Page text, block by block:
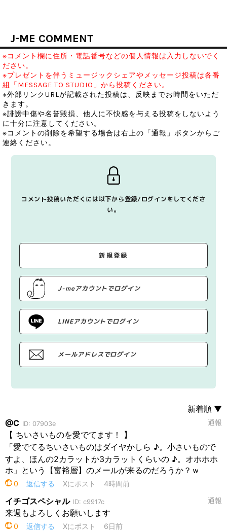
J-ME COMMENT
※コメント欄に住所・電話番号などの個人情報は入力しないでく
ださい。
※プレゼントを伴うミュージックシェアやメッセージ投稿は各番
組「MESSAGE TO STUDIO」から投稿ください。
※外部リンクURLが記載された投稿は、反映までお時間をいただ
きます。
※誹謗中傷や名誉毀損、他人に不快感を与える投稿をしないよう
に十分に注意してください。
※コメントの削除を希望する場合は右上の「通報」ボタンからご
連絡ください。
コメント投稿いただくには以下から登録/ログインをしてくださ
い。
新規登録
J-meアカウントでログイン
LINEアカウントでログイン
メールアドレスでログイン